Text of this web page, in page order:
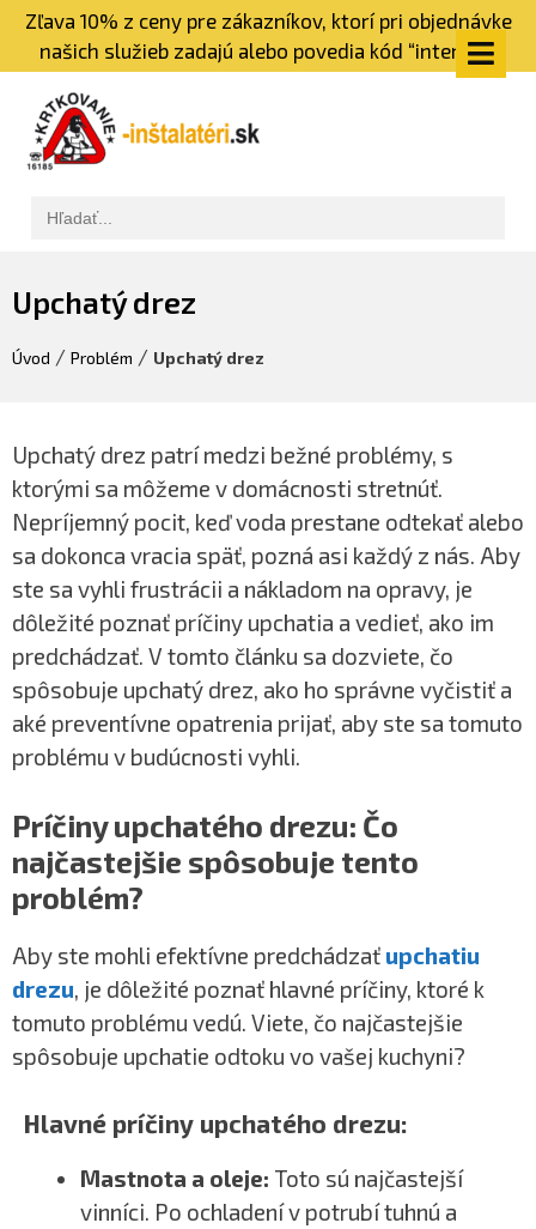
Zľava 10% z ceny pre zákazníkov, ktorí pri objednávke
našich služieb zadajú alebo povedia kód “internet”
Upchatý drez
Úvod / Problém / Upchatý drez
Upchatý drez patrí medzi bežné problémy, s
ktorými sa môžeme v domácnosti stretnúť.
Nepríjemný pocit, keď voda prestane odtekať alebo
sa dokonca vracia späť, pozná asi každý z nás. Aby
ste sa vyhli frustrácii a nákladom na opravy, je
dôležité poznať príčiny upchatia a vedieť, ako im
predchádzať. V tomto článku sa dozviete, čo
spôsobuje upchatý drez, ako ho správne vyčistiť a
aké preventívne opatrenia prijať, aby ste sa tomuto
problému v budúcnosti vyhli.
Príčiny upchatého drezu: Čo
najčastejšie spôsobuje tento
problém?
Aby ste mohli efektívne predchádzať upchatiu
drezu, je dôležité poznať hlavné príčiny, ktoré k
tomuto problému vedú. Viete, čo najčastejšie
spôsobuje upchatie odtoku vo vašej kuchyni?
Hlavné príčiny upchatého drezu:
Mastnota a oleje: Toto sú najčastejší
vinníci. Po ochladení v potrubí tuhnú a